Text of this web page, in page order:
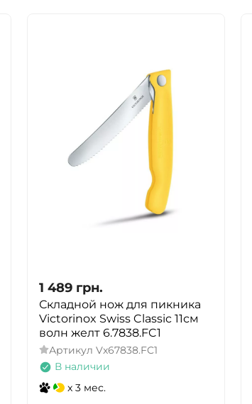
1 489 грн.
Складной нож для пикника
Victorinox Swiss Classic 11см
волн желт 6.7838.FC1
Артикул Vx67838.FC1
В наличии
x 3 мес.